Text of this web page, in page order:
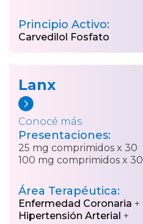
Principio Activo:
Carvedilol Fosfato
Lanx
Conocé más
Presentaciones:
25 mg comprimidos x 30
100 mg comprimidos x 30
Área Terapéutica:
Enfermedad Coronaria +
Hipertensión Arterial +